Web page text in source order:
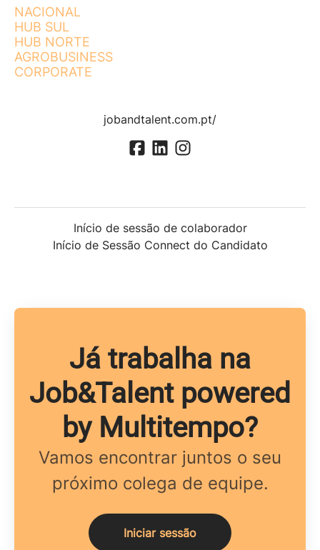
NACIONAL
HUB SUL
HUB NORTE
AGROBUSINESS
CORPORATE
jobandtalent.com.pt/
Início de sessão de colaborador
Início de Sessão Connect do Candidato
Já trabalha na
Job&Talent powered
by Multitempo?
Vamos encontrar juntos o seu
próximo colega de equipe.
Iniciar sessão